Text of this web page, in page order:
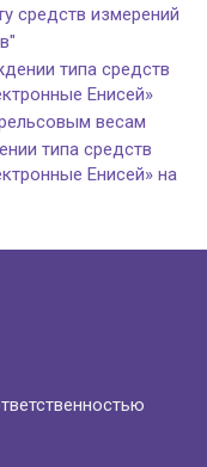
средств измерений
типа средств
Енисей»
весам
типа средств
Енисей» на